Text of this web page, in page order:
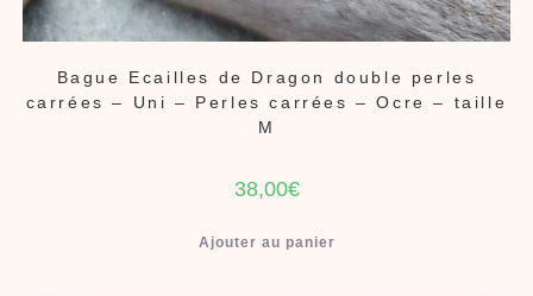
Bague Ecailles de Dragon double perles
carrées – Uni – Perles carrées – Ocre – taille
M
38,00€
Ajouter au panier